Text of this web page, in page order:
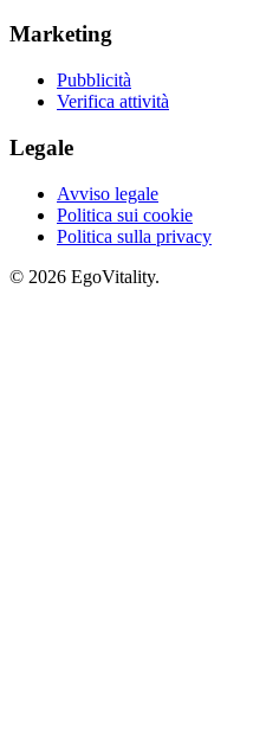
Marketing
Pubblicità
Verifica attività
Legale
Avviso legale
Politica sui cookie
Politica sulla privacy
© 2026 EgoVitality.